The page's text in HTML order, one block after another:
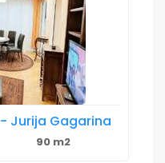
- Jurija Gagarina
90 m2